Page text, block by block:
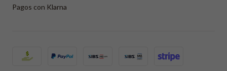
Pagos con Klarna